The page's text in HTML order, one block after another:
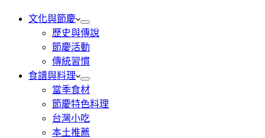
文化與節慶
歷史與傳說
節慶活動
傳統習慣
食譜與料理
當季食材
節慶特色料理
台灣小吃
本土推薦